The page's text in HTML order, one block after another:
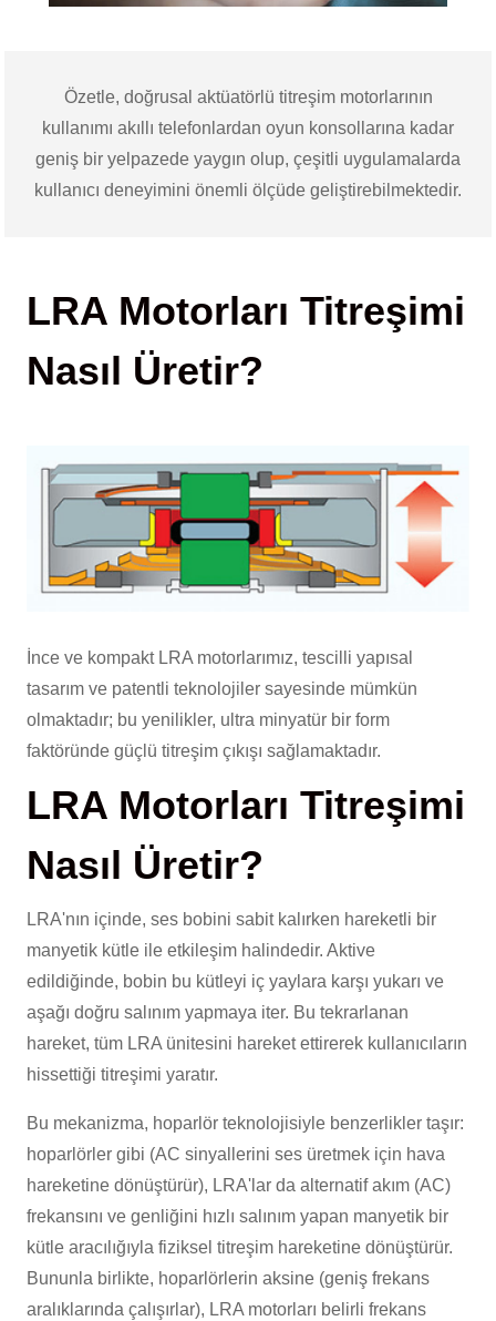
Özetle, doğrusal aktüatörlü titreşim motorlarının
kullanımı akıllı telefonlardan oyun konsollarına kadar
geniş bir yelpazede yaygın olup, çeşitli uygulamalarda
kullanıcı deneyimini önemli ölçüde geliştirebilmektedir.
LRA Motorları Titreşimi
Nasıl Üretir?
İnce ve kompakt LRA motorlarımız, tescilli yapısal
tasarım ve patentli teknolojiler sayesinde mümkün
olmaktadır; bu yenilikler, ultra minyatür bir form
faktöründe güçlü titreşim çıkışı sağlamaktadır.
LRA Motorları Titreşimi
Nasıl Üretir?
LRA'nın içinde, ses bobini sabit kalırken hareketli bir
manyetik kütle ile etkileşim halindedir. Aktive
edildiğinde, bobin bu kütleyi iç yaylara karşı yukarı ve
aşağı doğru salınım yapmaya iter. Bu tekrarlanan
hareket, tüm LRA ünitesini hareket ettirerek kullanıcıların
hissettiği titreşimi yaratır.
Bu mekanizma, hoparlör teknolojisiyle benzerlikler taşır:
hoparlörler gibi (AC sinyallerini ses üretmek için hava
hareketine dönüştürür), LRA'lar da alternatif akım (AC)
frekansını ve genliğini hızlı salınım yapan manyetik bir
kütle aracılığıyla fiziksel titreşim hareketine dönüştürür.
Bununla birlikte, hoparlörlerin aksine (geniş frekans
aralıklarında çalışırlar), LRA motorları belirli frekans